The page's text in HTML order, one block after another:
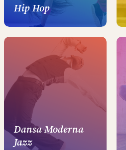
Hip Hop
Dansa Moderna
Jazz